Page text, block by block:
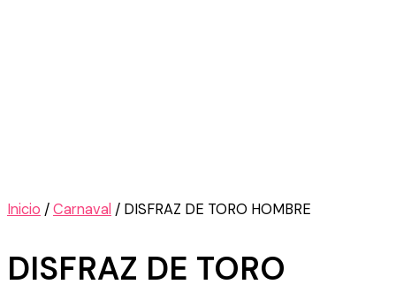
Inicio /Carnaval / DISFRAZ DE TORO HOMBRE
DISFRAZ DE TORO